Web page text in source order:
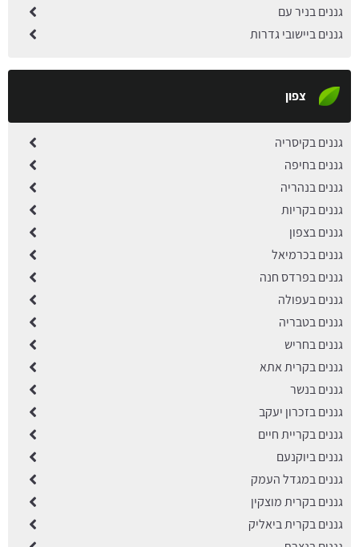
גננים בניר עם
גננים ביישובי גדרות
צפון
גננים בקיסריה
גננים בחיפה
גננים בנהריה
גננים בקריות
גננים בצפון
גננים בכרמיאל
גננים בפרדס חנה
גננים בעפולה
גננים בטבריה
גננים בחריש
גננים בקרית אתא
גננים בנשר
גננים בזכרון יעקב
גננים בקריית חיים
גננים ביוקנעם
גננים במגדל העמק
גננים בקרית מוצקין
גננים בקרית ביאליק